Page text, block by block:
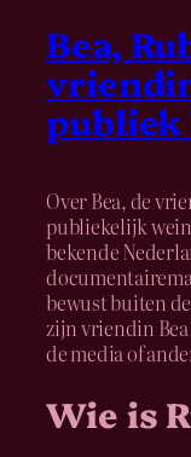
Bea,
publiek
Over Bea, de
publiekelijk
bekende
bewust buiten
zijn vriendin
de media of
Wie is